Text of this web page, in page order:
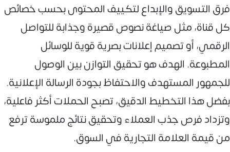
فرق التسويق والإبداع لتكييف المحتوى بحسب خصائص
كل قناة، مثل صياغة نصوص قصيرة وجذابة للتواصل
الرقمي، أو تصميم إعلانات بصرية قوية للوسائل
المطبوعة. الهدف هو تحقيق التوازن بين الوصول
للجمهور المستهدف والاحتفاظ بجودة الرسالة الإعلانية.
بفضل هذا التخطيط الدقيق، تصبح الحملات أكثر فاعلية،
وتزداد فرص جذب العملاء وتحقيق نتائج ملموسة ترفع
من قيمة العلامة التجارية في السوق.